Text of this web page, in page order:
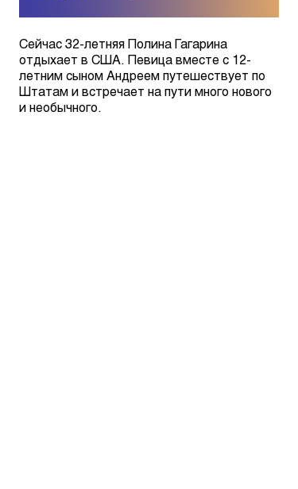
Сейчас 32-летняя Полина Гагарина
отдыхает в США. Певица вместе с 12-
летним сыном Андреем путешествует по
Штатам и встречает на пути много нового
и необычного.